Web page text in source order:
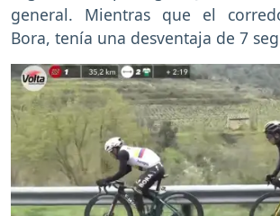
general. Mientras que el
Bora, tenía una desventaja de 7